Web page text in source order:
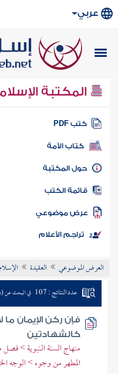
عربي
المكتبة
كتب PDF
كتاب الأمة
المكتبة
الكتب
موضوعي
تراجم الأعلام
العرض الموضوعي العقيدة
عدد النتائج : 107 في البحث عن
فإن ركن الإيمان ما
كالشهادتين
منهاج السنة النبوية >
المطهر من وجوه > الوجه